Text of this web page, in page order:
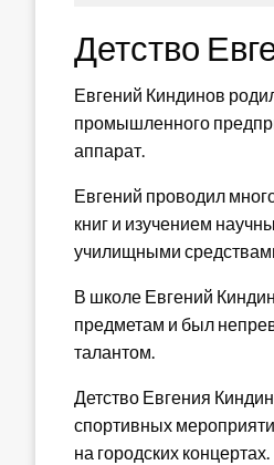
Детство
Евгений Киндинов
промышленного
аппарат.
Евгений проводил
книг и изучением
училищными
В школе Евгений
предметам и был
талантом.
Детство Евгения
спортивных
на городских концертах.